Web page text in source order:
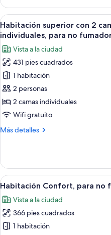
fumadores
(Junior)
junior
con
2
camas
para
no
fumadores
(Junior)
Abrir
todas
las
fotos
de
Habitación
superior
con
2
individuales,
individuales,
para
no
fumadores
(Palace
Side)
6
Habitación superior con 2
individuales, para no
Vista a la ciudad
431 pies cuadrados
1 habitación
2 personas
2 camas individuales
Wifi gratuito
Más detalles
Más
superior
con
2
individuales,
2
camas
individuales,
Abrir
todas
las
fotos
de
6
Habitación Confort, para no
Vista a la ciudad
366 pies cuadrados
1 habitación